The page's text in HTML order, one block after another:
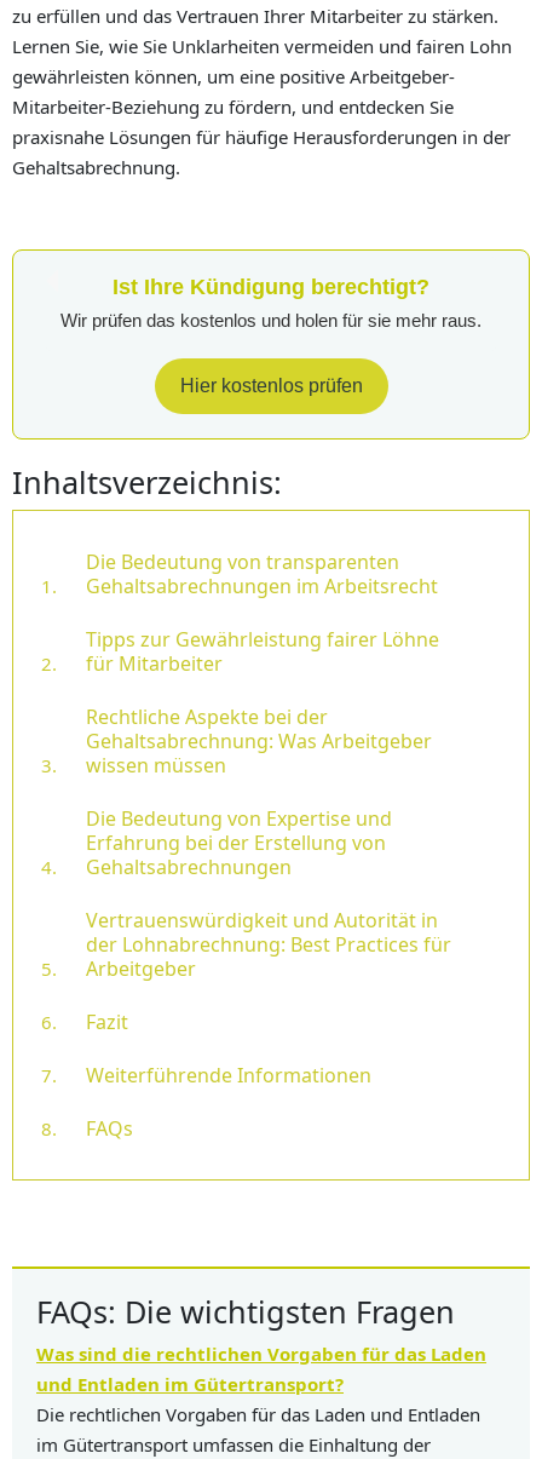
zu erfüllen und das Vertrauen Ihrer Mitarbeiter zu stärken.
Lernen Sie, wie Sie Unklarheiten vermeiden und fairen Lohn
gewährleisten können, um eine positive Arbeitgeber-
Mitarbeiter-Beziehung zu fördern, und entdecken Sie
praxisnahe Lösungen für häufige Herausforderungen in der
Gehaltsabrechnung.
Ist Ihre Kündigung berechtigt?
Wir prüfen das kostenlos und holen für sie mehr raus.
Hier kostenlos prüfen
Inhaltsverzeichnis:
Die Bedeutung von transparenten
Gehaltsabrechnungen im Arbeitsrecht
Tipps zur Gewährleistung fairer Löhne
für Mitarbeiter
Rechtliche Aspekte bei der
Gehaltsabrechnung: Was Arbeitgeber
wissen müssen
Die Bedeutung von Expertise und
Erfahrung bei der Erstellung von
Gehaltsabrechnungen
Vertrauenswürdigkeit und Autorität in
der Lohnabrechnung: Best Practices für
Arbeitgeber
Fazit
Weiterführende Informationen
FAQs
FAQs: Die wichtigsten Fragen
Was sind die rechtlichen Vorgaben für das Laden
und Entladen im Gütertransport?
Die rechtlichen Vorgaben für das Laden und Entladen
im Gütertransport umfassen die Einhaltung der